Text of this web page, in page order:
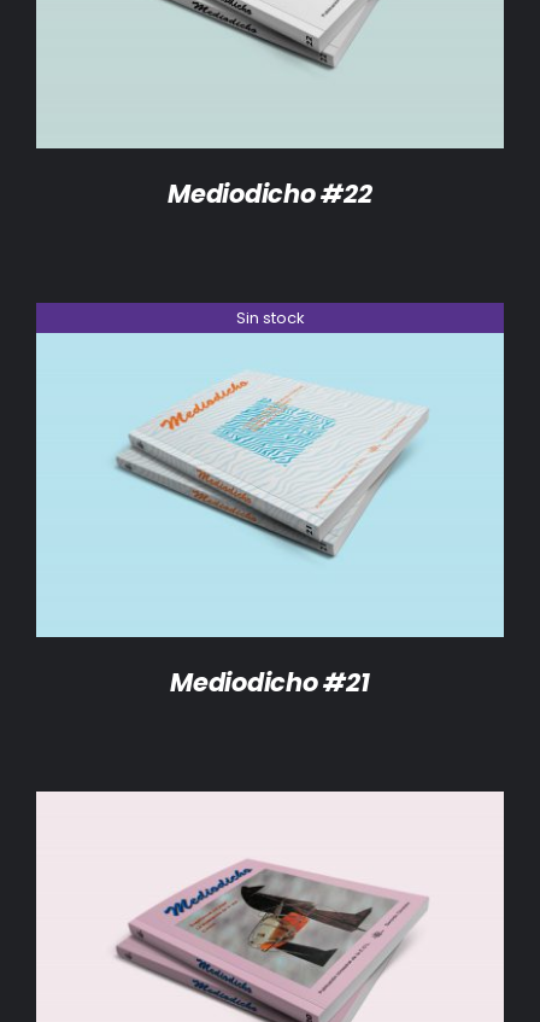
Mediodicho #22
Sin stock
DETALLES
Mediodicho #21
AÑADIR AL CARRITO / DETALLES